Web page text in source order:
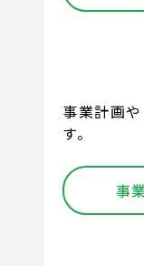
事業計画
す。
事